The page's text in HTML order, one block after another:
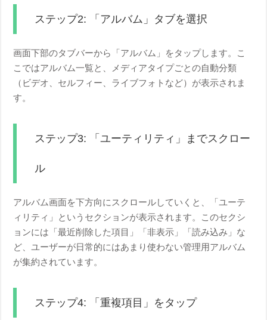
ステップ2: 「アルバム」タブを選択
画面下部のタブバーから「アルバム」をタップします。こ
こではアルバム一覧と、メディアタイプごとの自動分類
（ビデオ、セルフィー、ライブフォトなど）が表示されま
す。
ステップ3: 「ユーティリティ」までスクロー
ル
アルバム画面を下方向にスクロールしていくと、「ユーテ
ィリティ」というセクションが表示されます。このセクシ
ョンには「最近削除した項目」「非表示」「読み込み」な
ど、ユーザーが日常的にはあまり使わない管理用アルバム
が集約されています。
ステップ4: 「重複項目」をタップ